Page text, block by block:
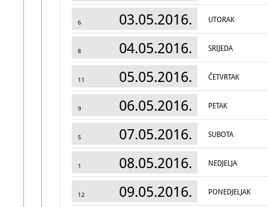
6 03.05.2016. UTORAK
8 04.05.2016. SRIJEDA
11 05.05.2016. ČETVRTAK
9 06.05.2016. PETAK
5 07.05.2016. SUBOTA
1 08.05.2016. NEDJELJA
12 09.05.2016. PONEDJELJAK